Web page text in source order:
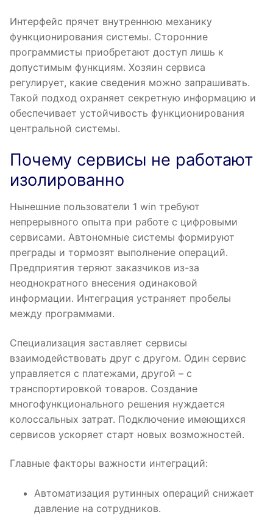
Интерфейс прячет внутреннюю механику
функционирования системы. Сторонние
программисты приобретают доступ лишь к
допустимым функциям. Хозяин сервиса
регулирует, какие сведения можно запрашивать.
Такой подход охраняет секретную информацию и
обеспечивает устойчивость функционирования
центральной системы.
Почему сервисы не работают
изолированно
Нынешние пользователи 1 win требуют
непрерывного опыта при работе с цифровыми
сервисами. Автономные системы формируют
преграды и тормозят выполнение операций.
Предприятия теряют заказчиков из-за
неоднократного внесения одинаковой
информации. Интеграция устраняет пробелы
между программами.
Специализация заставляет сервисы
взаимодействовать друг с другом. Один сервис
управляется с платежами, другой – с
транспортировкой товаров. Создание
многофункционального решения нуждается
колоссальных затрат. Подключение имеющихся
сервисов ускоряет старт новых возможностей.
Главные факторы важности интеграций:
Автоматизация рутинных операций снижает
давление на сотрудников.